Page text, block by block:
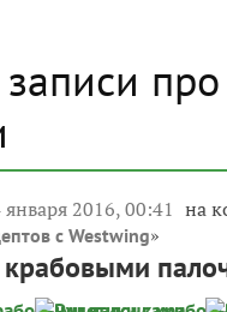
про
января 2016, 00:41 на
с Westwing»
крабовыми